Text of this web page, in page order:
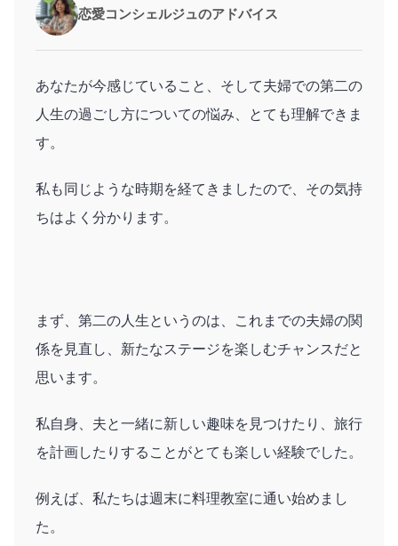
恋愛コンシェルジュのアドバイス
あなたが今感じていること、そして夫婦での第二の
人生の過ごし方についての悩み、とても理解できま
す。
私も同じような時期を経てきましたので、その気持
ちはよく分かります。
まず、第二の人生というのは、これまでの夫婦の関
係を見直し、新たなステージを楽しむチャンスだと
思います。
私自身、夫と一緒に新しい趣味を見つけたり、旅行
を計画したりすることがとても楽しい経験でした。
例えば、私たちは週末に料理教室に通い始めまし
た。